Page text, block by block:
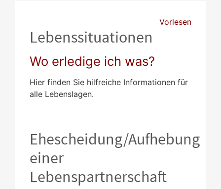
Vorlesen
Lebenssituationen
Wo erledige ich was?
Hier finden Sie hilfreiche Informationen für
alle Lebenslagen.
Ehescheidung/Aufhebung
einer
Lebenspartnerschaft